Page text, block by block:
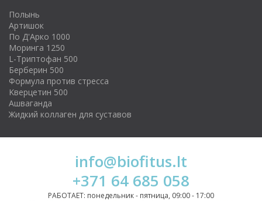
Полынь
Артишок
По Д'Арко 1000
Моринга 1250
L-Триптофан 500
Берберин 500
Формула против стресса
Kверцетин 500
Ашваганда
Жидкий коллаген для суставов
info@biofitus.lt
+371 64 685 058
РАБОТАЕТ: понедельник - пятница, 09:00 - 17:00